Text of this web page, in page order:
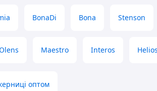
BonaDi Bona Stenson
Maestro Interos
оптом